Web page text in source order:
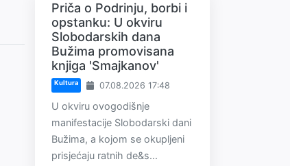
Priča o Podrinju, borbi i
opstanku: U okviru
Slobodarskih dana
Bužima promovisana
knjiga 'Smajkanov'
Kultura 07.08.2026 17:48
U okviru ovogodišnje
manifestacije Slobodarski dani
Bužima, a kojom se okupljeni
prisjećaju ratnih de&s...